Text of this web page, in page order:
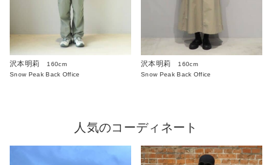
沢本明莉
160cm
Snow Peak Back Office
沢本明莉
160cm
Snow Peak Back Office
人気のコーディネート